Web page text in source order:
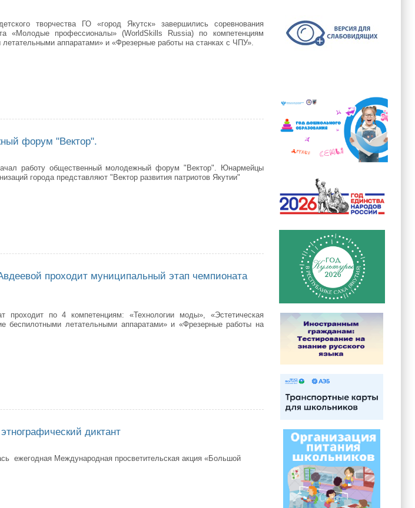
творчества ГО «город Якутск» завершились соревнования
«Молодые профессионалы» (WorldSkills Russia) по компетенциям
аппаратами» и «Фрезерные работы на станках с ЧПУ».
форум "Вектор".
работу общественный молодежный форум "Вектор". Юнармейцы
города представляют "Вектор развития патриотов Якутии"
проходит муниципальный этап чемпионата
проходит по 4 компетенциям: «Технологии моды», «Эстетическая
беспилотными летательными аппаратами» и «Фрезерные работы на
Авдеевой проходит муниципальный этап чемпионата WorldSkills Russia в категории «Юниоры»
диктант
ежегодная Международная просветительская акция «Большой